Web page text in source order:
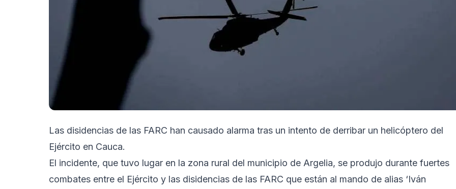
Las disidencias de las FARC han causado alarma tras un intento de derribar un helicóptero del
Ejército en Cauca.
El incidente, que tuvo lugar en la zona rural del municipio de Argelia, se produjo durante fuertes
combates entre el Ejército y las disidencias de las FARC que están al mando de alias ‘Iván